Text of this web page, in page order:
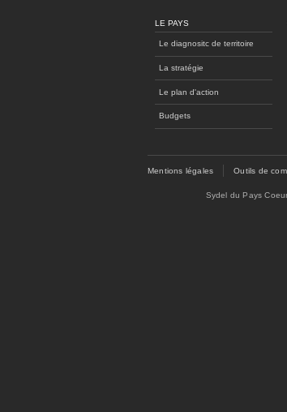
LE PAYS
Le diagnositc de territoire
La stratégie
Le plan d'action
Budgets
Mentions légales Outils de
Sydel du Pays